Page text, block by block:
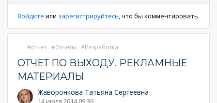
Войдите или зарегистрируйтесь, что бы комментировать
отчет Отчёты Разработка
ОТЧЕТ ПО ВЫХОДУ. РЕКЛАМНЫЕ
МАТЕРИАЛЫ
Жаворонкова Татьяна Сергеевна
14 июля 2014 09:36